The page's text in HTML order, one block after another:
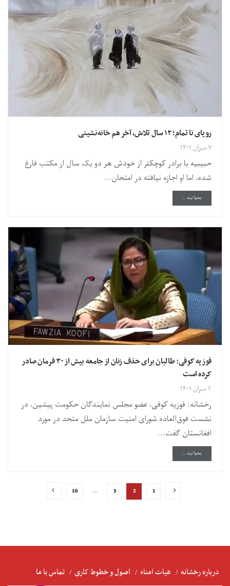
رویای نا تمام؛ ۱۲ سال تلاش، آخر هم خانه‌نشینی
۷ میزان ۱۴۰۱
حبیبیه با برادر کوچکتر از خودش هر دو یک سال از مکتب فارغ
شده، اما او اجازه نیافته در امتحان...
بخوانید...
فوزیه کوفی: طالبان برای حذف زنان از جامعه بیش از ۳۰ فرمان صادر
کرده‌ است
۶ میزان ۱۴۰۱
رخشانه: فوزیه کوفی، عضو مجلس نمایندگان حکومت پیشین، در
نشست فوق‌العاده شورای امنیت سازمان ملل متحد در مورد
افغانستان گفت...
بخوانید...
1
2
3
…
10
درباره رخشانه هیات امناء اصول و خطوط کاری تماس با ما